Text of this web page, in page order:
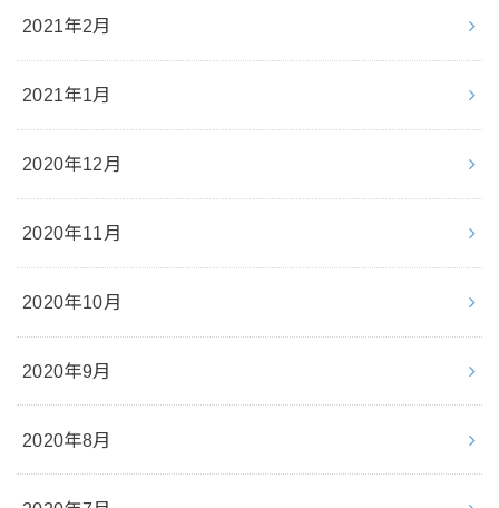
2021年2月
2021年1月
2020年12月
2020年11月
2020年10月
2020年9月
2020年8月